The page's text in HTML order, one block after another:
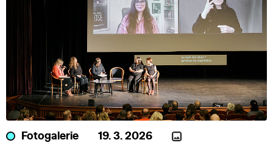
Fotogalerie 19. 3. 2026